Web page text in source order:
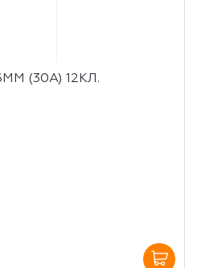
(30А) 12КЛ.